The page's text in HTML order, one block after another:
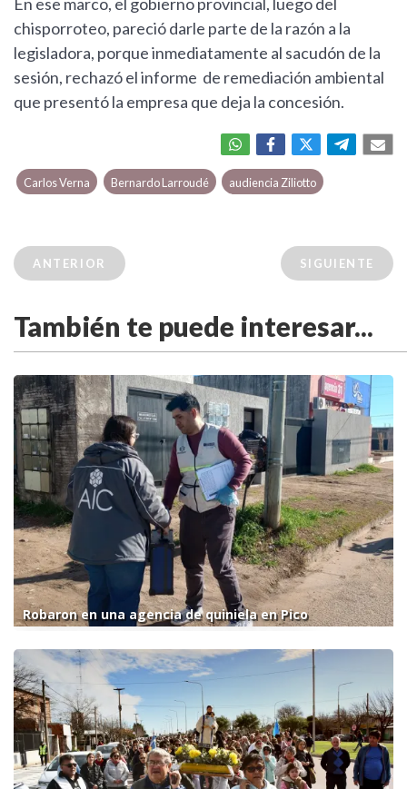
En ese marco, el gobierno provincial, luego del
chisporroteo, pareció darle parte de la razón a la
legisladora, porque inmediatamente al sacudón de la
sesión, rechazó el informe de remediación ambiental
que presentó la empresa que deja la concesión.
Carlos Verna Bernardo Larroudé audiencia Ziliotto
ANTERIOR SIGUIENTE
También te puede interesar...
Robaron en una agencia de quiniela en Pico